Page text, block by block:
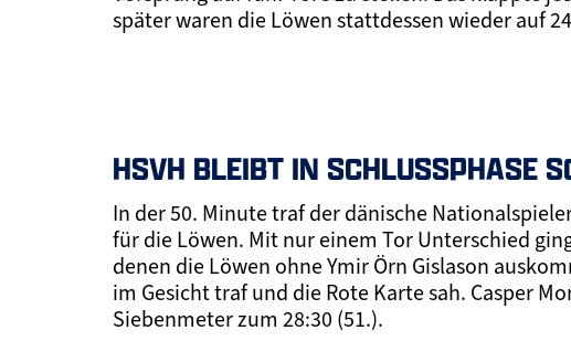
später waren die Löwen stattdessen wieder auf
HSVH BLEIBT IN SCHLUSSPHASE
In der 50. Minute traf der dänische
für die Löwen. Mit nur einem Tor Unterschied
denen die Löwen ohne Ymir Örn Gislason
im Gesicht traf und die Rote Karte sah. Casper
Siebenmeter zum 28:30 (51.).